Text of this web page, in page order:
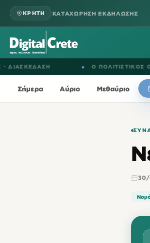
ΚΡΗΤΗ ΚΑΤΑΧΩΡΗΣΗ ΕΚΔΗΛΩΣΗΣ
Ο ΠΟΛΙΤΙΣΤΙΚΟΣ ΟΔΗΓΟΣ
Σήμερα Αύριο Μεθαύριο
30/